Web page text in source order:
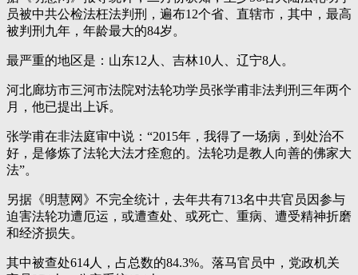
员被中共公检法枉法判刑，遍布12个省、直辖市，其中，最高
被判刑九年，年龄最大的84岁。
最严重的地区是：山东12人、吉林10人、辽宁8人。
河北廊坊市三河市法院对法轮功学员张学甫非法判刑三年两个
月，他已提出上诉。
张学甫在非法庭审中说：“2015年，我得了一场病，到处治不
好，是修炼了法轮大法才痊愈的。法轮功是教人向善的佛家大
法”。
另据《明慧网》不完全统计，去年共有713名中共官员因参与
迫害法轮功遭厄运，或遭查处、或死亡、重病、遭受精神折磨
和经济损失。
其中被查处614人，占总数的84.3%。落马官员中，党政机关